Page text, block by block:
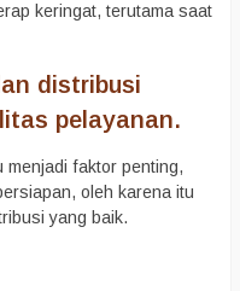
keringat, terutama saat
distribusi
pelayanan.
menjadi faktor penting,
oleh karena itu
yang baik.